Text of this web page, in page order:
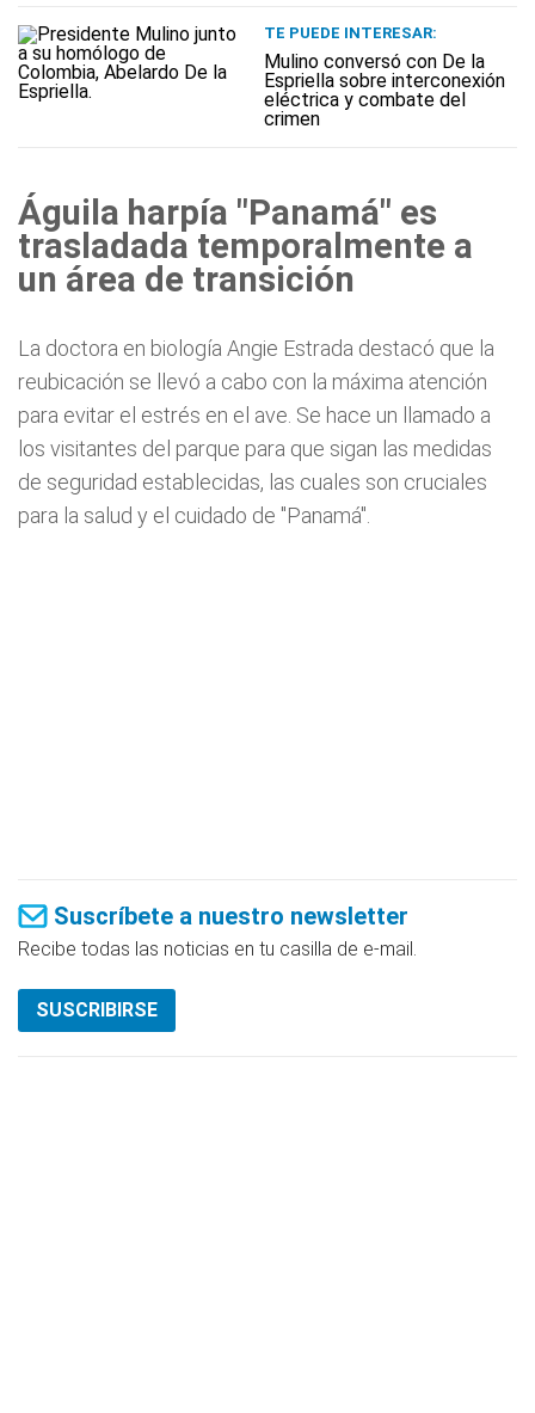
TE PUEDE INTERESAR:
Mulino conversó con De la
Espriella sobre interconexión
eléctrica y combate del
crimen
Águila harpía "Panamá" es
trasladada temporalmente a
un área de transición
La doctora en biología Angie Estrada destacó que la
reubicación se llevó a cabo con la máxima atención
para evitar el estrés en el ave. Se hace un llamado a
los visitantes del parque para que sigan las medidas
de seguridad establecidas, las cuales son cruciales
para la salud y el cuidado de "Panamá".
Suscríbete a nuestro newsletter
Recibe todas las noticias en tu casilla de e-mail.
SUSCRIBIRSE